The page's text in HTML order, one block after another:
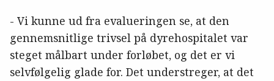
- Vi kunne ud fra evalueringen se, at den
gennemsnitlige trivsel på dyrehospitalet var
steget målbart under forløbet, og det er vi
selvfølgelig glade for. Det understreger, at det